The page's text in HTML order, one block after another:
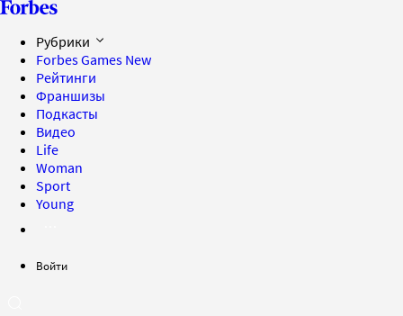
Рубрики
Forbes Games New
Рейтинги
Франшизы
Подкасты
Видео
Life
Woman
Sport
Young
Войти